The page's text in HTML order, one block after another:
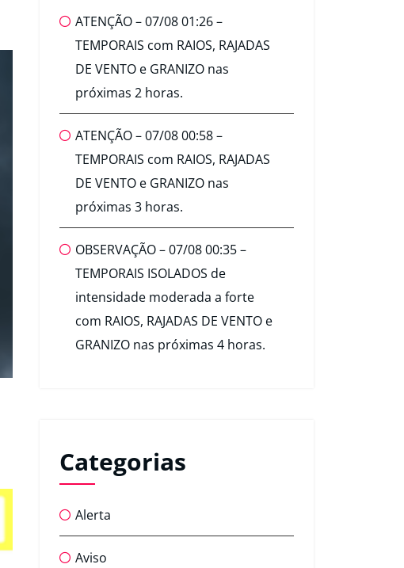
ATENÇÃO – 07/08 01:26 –
TEMPORAIS com RAIOS, RAJADAS
DE VENTO e GRANIZO nas
próximas 2 horas.
ATENÇÃO – 07/08 00:58 –
TEMPORAIS com RAIOS, RAJADAS
DE VENTO e GRANIZO nas
próximas 3 horas.
OBSERVAÇÃO – 07/08 00:35 –
TEMPORAIS ISOLADOS de
intensidade moderada a forte
com RAIOS, RAJADAS DE VENTO e
GRANIZO nas próximas 4 horas.
Categorias
Alerta
Aviso